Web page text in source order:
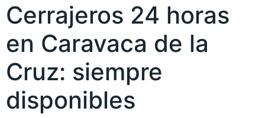
Cerrajeros 24 horas
en Caravaca de la
Cruz: siempre
disponibles